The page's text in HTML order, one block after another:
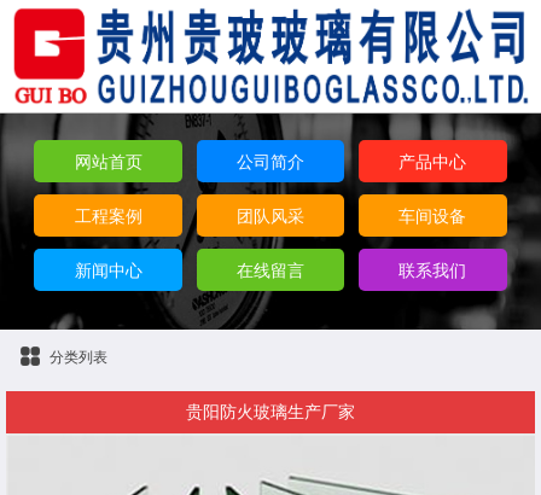
网站首页 公司简介 产品中心
工程案例 团队风采 车间设备
新闻中心 在线留言 联系我们
分类列表
贵阳防火玻璃生产厂家